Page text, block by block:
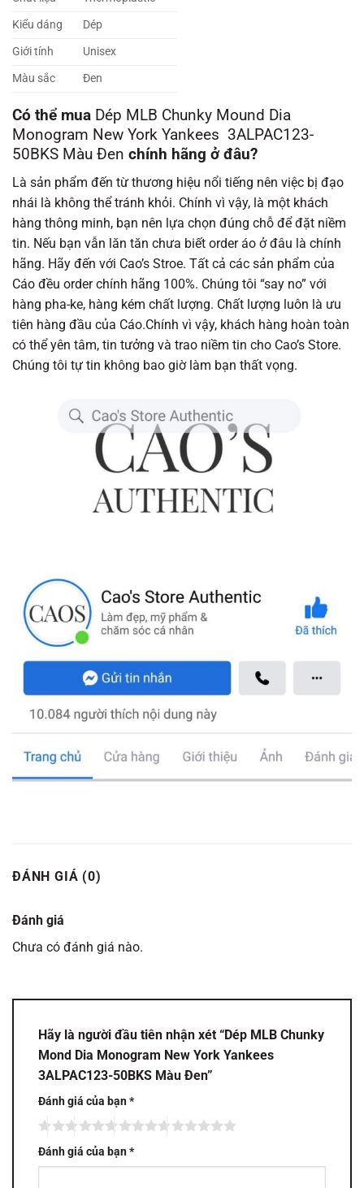
Kiểu dáng
Dép
Giới tính
Unisex
Màu sắc
Đen
Có thể mua Dép MLB Chunky Mound Dia
Monogram New York Yankees 3ALPAC123-
50BKS Màu Đen chính hãng ở đâu?
Là sản phẩm đến từ thương hiệu nổi tiếng nên việc bị đạo
nhái là không thể tránh khỏi. Chính vì vậy, là một khách
hàng thông minh, bạn nên lựa chọn đúng chỗ để đặt niềm
tin. Nếu bạn vẫn lăn tăn chưa biết order áo ở đâu là chính
hãng. Hãy đến với Cao’s Stroe. Tất cả các sản phẩm của
Cáo đều order chính hãng 100%. Chúng tôi “say no” với
hàng pha-ke, hàng kém chất lượng. Chất lượng luôn là ưu
tiên hàng đầu của Cáo.Chính vì vậy, khách hàng hoàn toàn
có thể yên tâm, tin tưởng và trao niềm tin cho Cao’s Store.
Chúng tôi tự tin không bao giờ làm bạn thất vọng.
ĐÁNH GIÁ (0)
Đánh giá
Chưa có đánh giá nào.
Hãy là người đầu tiên nhận xét “Dép MLB Chunky
Mond Dia Monogram New York Yankees
3ALPAC123-50BKS Màu Đen”
Đánh giá của bạn*
Đánh giá của bạn*